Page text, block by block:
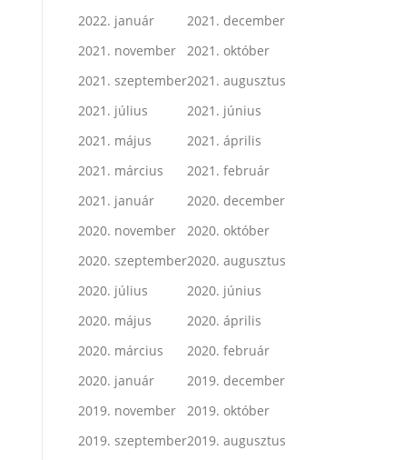
2022. január
2021. december
2021. november
2021. október
2021. szeptember2021. augusztus
2021. július
2021. június
2021. május
2021. április
2021. március
2021. február
2021. január
2020. december
2020. november
2020. október
2020. szeptember2020. augusztus
2020. július
2020. június
2020. május
2020. április
2020. március
2020. február
2020. január
2019. december
2019. november
2019. október
2019. szeptember2019. augusztus